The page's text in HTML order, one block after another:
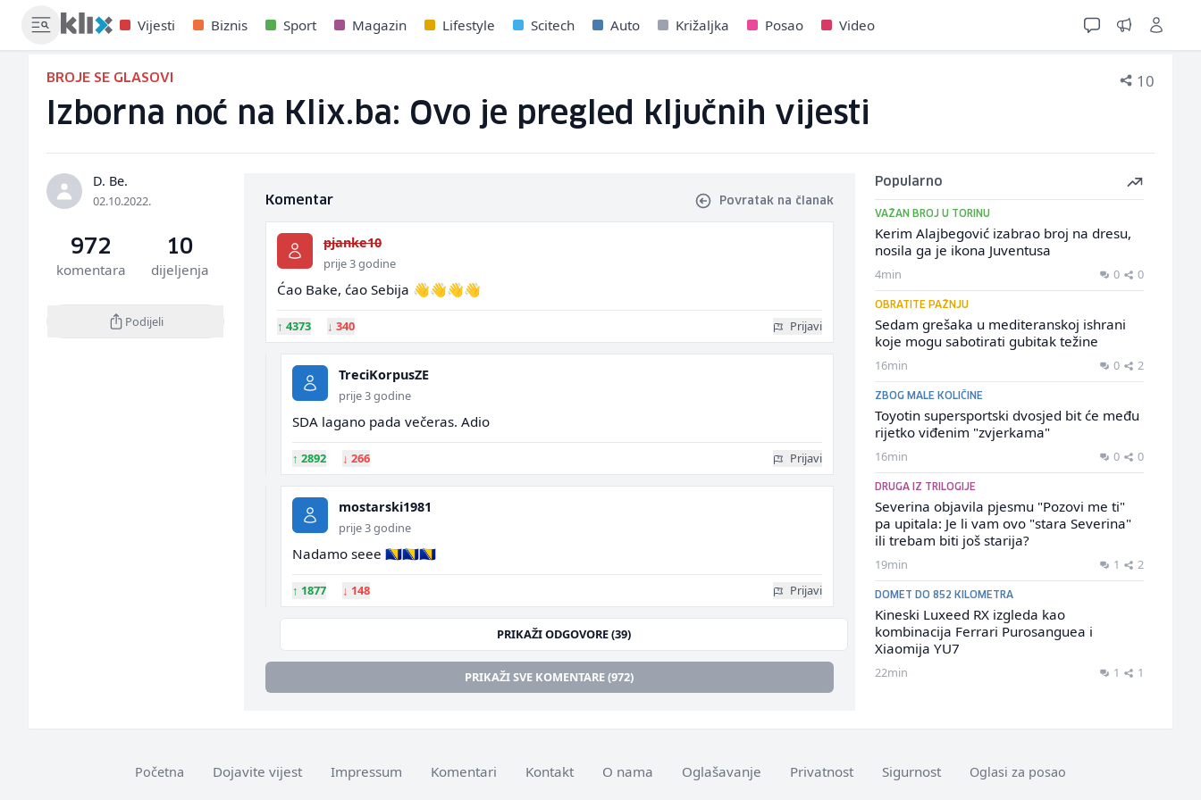
Vijesti Biznis Sport Magazin Lifestyle Scitech Auto Križaljka Posao Video
BROJE SE GLASOVI 10
Izborna noć na Klix.ba: Ovo je pregled ključnih vijesti
D. Be.
02.10.2022.
972
komentara
10
dijeljenja
Podijeli
Komentar Povratak na članak
pjanke10
prije 3 godine
Ćao Bake, ćao Sebija 👋👋👋👋
↑ 4373 ↓ 340 Prijavi
TreciKorpusZE
prije 3 godine
SDA lagano pada večeras. Adio
↑ 2892 ↓ 266 Prijavi
mostarski1981
prije 3 godine
Nadamo seee 🇧🇦🇧🇦🇧🇦
↑ 1877 ↓ 148 Prijavi
PRIKAŽI ODGOVORE (39)
PRIKAŽI SVE KOMENTARE (972)
Popularno
VAŽAN BROJ U TORINU
Kerim Alajbegović izabrao broj na dresu,
nosila ga je ikona Juventusa
4min 0 0
OBRATITE PAŽNJU
Sedam grešaka u mediteranskoj ishrani
koje mogu sabotirati gubitak težine
16min 0 2
ZBOG MALE KOLIČINE
Toyotin supersportski dvosjed bit će među
rijetko viđenim "zvjerkama"
16min 0 0
DRUGA IZ TRILOGIJE
Severina objavila pjesmu "Pozovi me ti"
pa upitala: Je li vam ovo "stara Severina"
ili trebam biti još starija?
19min 1 2
DOMET DO 852 KILOMETRA
Kineski Luxeed RX izgleda kao
kombinacija Ferrari Purosanguea i
Xiaomija YU7
22min 1 1
Početna Dojavite vijest Impressum Komentari Kontakt O nama Oglašavanje Privatnost Sigurnost Oglasi za posao